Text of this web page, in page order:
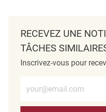
RECEVEZ UNE
TÂCHES
Inscrivez-vous pour